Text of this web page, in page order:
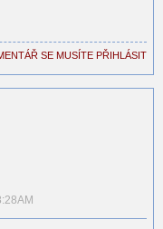
SE MUSÍTE PŘIHLÁSIT